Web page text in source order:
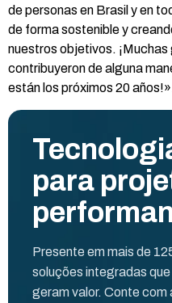
de personas en Brasil y en
de forma sostenible y
nuestros objetivos.
contribuyeron de alguna
están los próximos 20
para
Presente em mais de
soluções integradas
geram valor. Conte com